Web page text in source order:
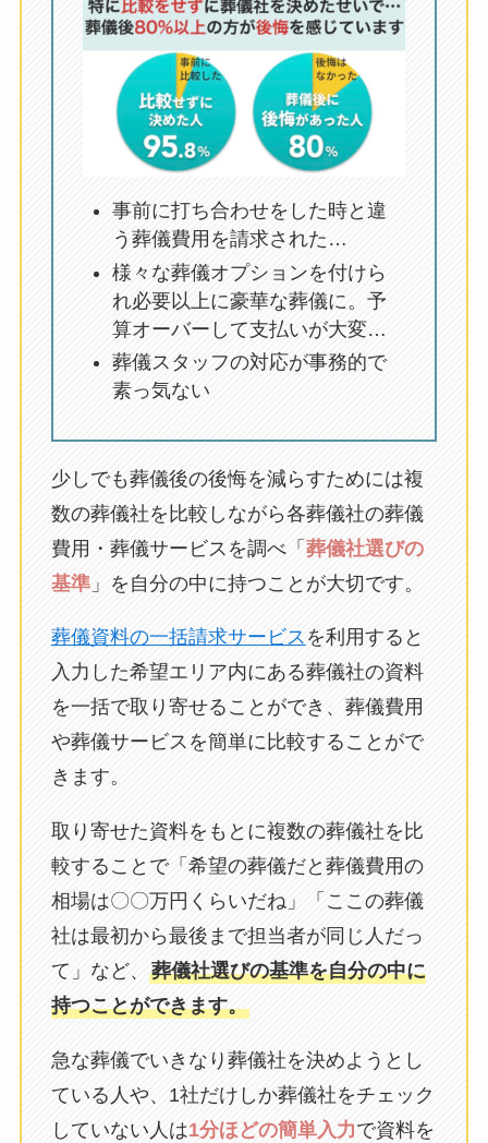
事前に打ち合わせをした時と違
う葬儀費用を請求された…
様々な葬儀オプションを付けら
れ必要以上に豪華な葬儀に。予
算オーバーして支払いが大変…
葬儀スタッフの対応が事務的で
素っ気ない
少しでも葬儀後の後悔を減らすためには複
数の葬儀社を比較しながら各葬儀社の葬儀
費用・葬儀サービスを調べ「 葬儀社選びの
基準」を自分の中に持つことが大切です。
葬儀資料の一括請求サービス を利用すると
入力した希望エリア内にある葬儀社の資料
を一括で取り寄せることができ、葬儀費用
や葬儀サービスを簡単に比較することがで
きます。
取り寄せた資料をもとに複数の葬儀社を比
較することで「希望の葬儀だと葬儀費用の
相場は〇〇万円くらいだね」「ここの葬儀
社は最初から最後まで担当者が同じ人だっ
て」など、 葬儀社選びの基準を自分の中に
持つことができます。
急な葬儀でいきなり葬儀社を決めようとし
ている人や、1社だけしか葬儀社をチェック
していない人は1分ほどの簡単入力で資料を